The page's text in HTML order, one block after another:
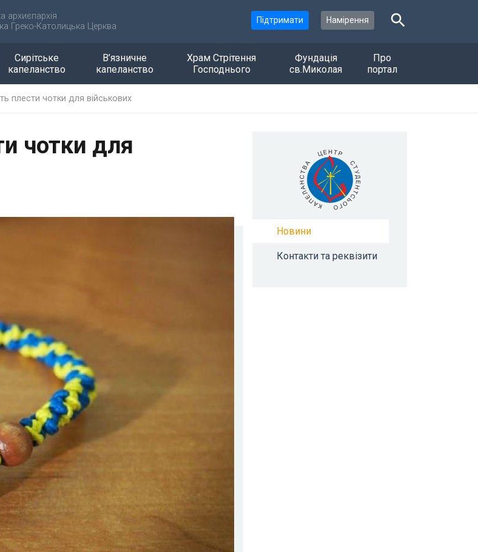
архиєпархія
Греко-Католицька Церква
Підтримати Намірення
Сирітське
капеланство
В’язничне
капеланство
Храм Стрітення
Господнього
Фундація
св.Миколая
Про
портал
плести чотки для військових
чотки для
Новини
Контакти та реквізити